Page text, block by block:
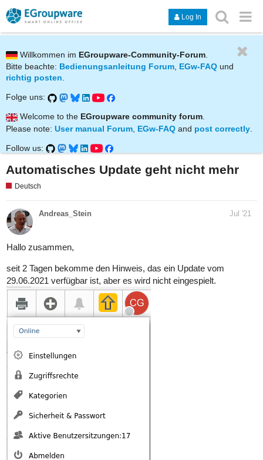
Log In
Willkommen im EGroupware-Community-Forum
Bitte beachte: Bedienungsanleitung Forum, EGw-FAQ und
richtig posten.
Folge uns:
Welcome to the EGroupware community forum.
Please note: User manual Forum EGw-FAQ and post correctly
Follow us:
Automatisches Update geht nicht mehr
Deutsch
Andreas_Stein Jul '21
Hallo zusammen,
seit 2 Tagen bekomme den Hinweis, das ein Update vom
29.06.2021 verfügbar ist, aber es wird nicht eingespielt.